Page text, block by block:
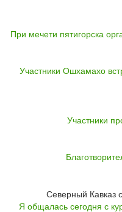
При мечети пятигорска
Участники Ошхамахо
Участники
Северный Кавказ
Я общалась сегодня с